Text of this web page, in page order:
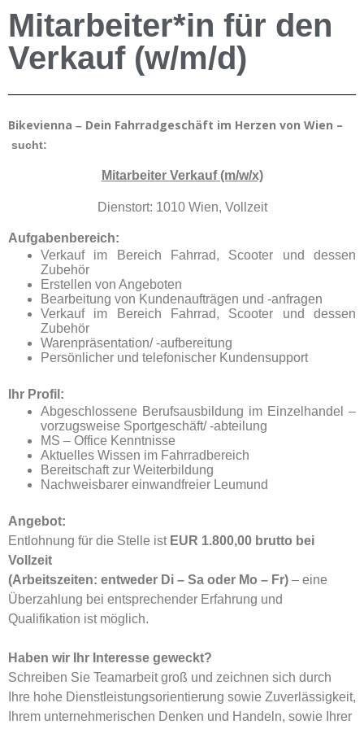
Mitarbeiter*in für den
Verkauf (w/m/d)
Bikevienna – Dein Fahrradgeschäft im Herzen von Wien –
sucht:
Mitarbeiter Verkauf (m/w/x)
Dienstort: 1010 Wien, Vollzeit
Aufgabenbereich:
Verkauf im Bereich Fahrrad, Scooter und dessen
Zubehör
Erstellen von Angeboten
Bearbeitung von Kundenaufträgen und -anfragen
Verkauf im Bereich Fahrrad, Scooter und dessen
Zubehör
Warenpräsentation/ -aufbereitung
Persönlicher und telefonischer Kundensupport
Ihr Profil:
Abgeschlossene Berufsausbildung im Einzelhandel –
vorzugsweise Sportgeschäft/ -abteilung
MS – Office Kenntnisse
Aktuelles Wissen im Fahrradbereich
Bereitschaft zur Weiterbildung
Nachweisbarer einwandfreier Leumund
Angebot:
Entlohnung für die Stelle ist EUR 1.800,00 brutto bei
Vollzeit
(Arbeitszeiten: entweder Di – Sa oder Mo – Fr) – eine
Überzahlung bei entsprechender Erfahrung und
Qualifikation ist möglich.
Haben wir Ihr Interesse geweckt?
Schreiben Sie Teamarbeit groß und zeichnen sich durch
Ihre hohe Dienstleistungsorientierung sowie Zuverlässigkeit,
Ihrem unternehmerischen Denken und Handeln, sowie Ihrer